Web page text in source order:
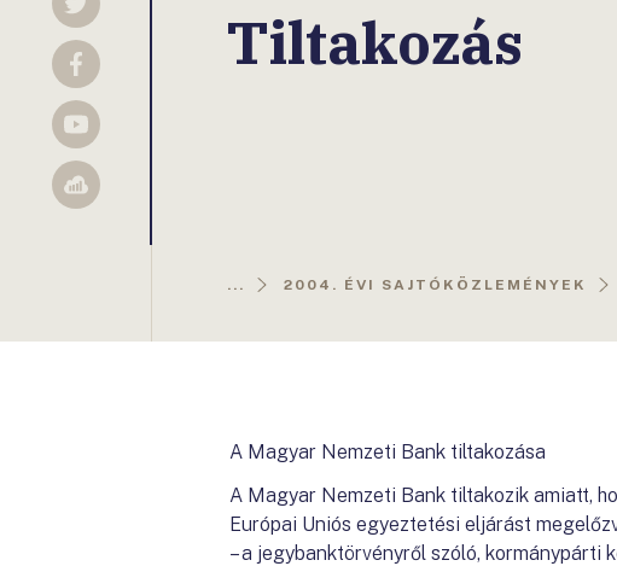
Twitter
Facebook
YouTube
Sellsy
Tiltakozás
... 2004. ÉVI SAJTÓKÖZLEMÉNYEK
A Magyar Nemzeti Bank tiltakozása
A Magyar Nemzeti Bank tiltakozik amiatt,
Európai Uniós egyeztetési eljárást
– a jegybanktörvényről szóló,